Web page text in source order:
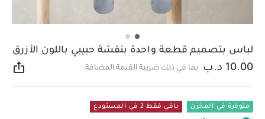
لباس بتصميم قطعة واحدة بنقشة حبيبي باللون الأزرق
10.00 د.ب بما في ذلك ضريبة القيمة المضافة
متوفرة في المخزن باقي فقط 2 في المستودع